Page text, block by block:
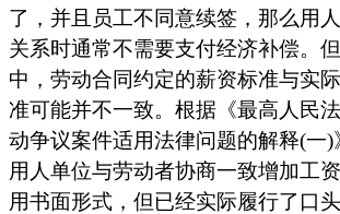
了，并且员工不同意续签，那么用
关系时通常不需要支付经济补偿。 但
中，劳动合同约定的薪资标准与实
准可能并不一致。根据《最高人民
动争议案件适用法律问题的解释(一)
用人单位与劳动者协商一致增加工
用书面形式，但已经实际履行了口